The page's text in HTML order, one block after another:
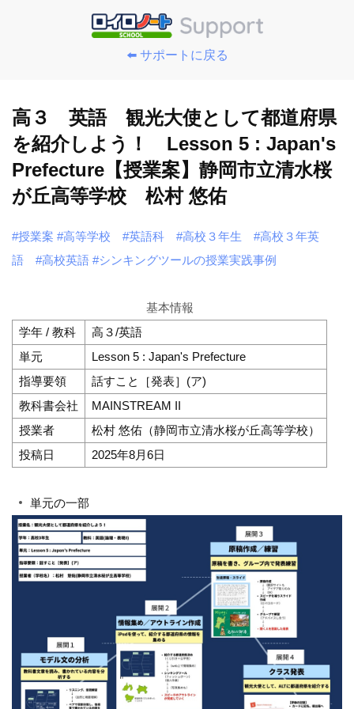
⬅️ サポートに戻る
高３ 英語 観光大使として都道府県
を紹介しよう！ Lesson 5 : Japan's
Prefecture【授業案】静岡市立清水桜
が丘高等学校 松村 悠佑
#授業案 #高等学校 #英語科 #高校３年生
#高校３年英
語
#高校英語 #シンキングツールの授業実践事例
基本情報
学年 / 教科
高３/英語
単元
Lesson 5 : Japan's Prefecture
指導要領
話すこと［発表］(ア)
教科書会社
MAINSTREAM II
授業者
松村 悠佑（静岡市立清水桜が丘高等学校）
投稿日
2025年8月6日
単元の一部